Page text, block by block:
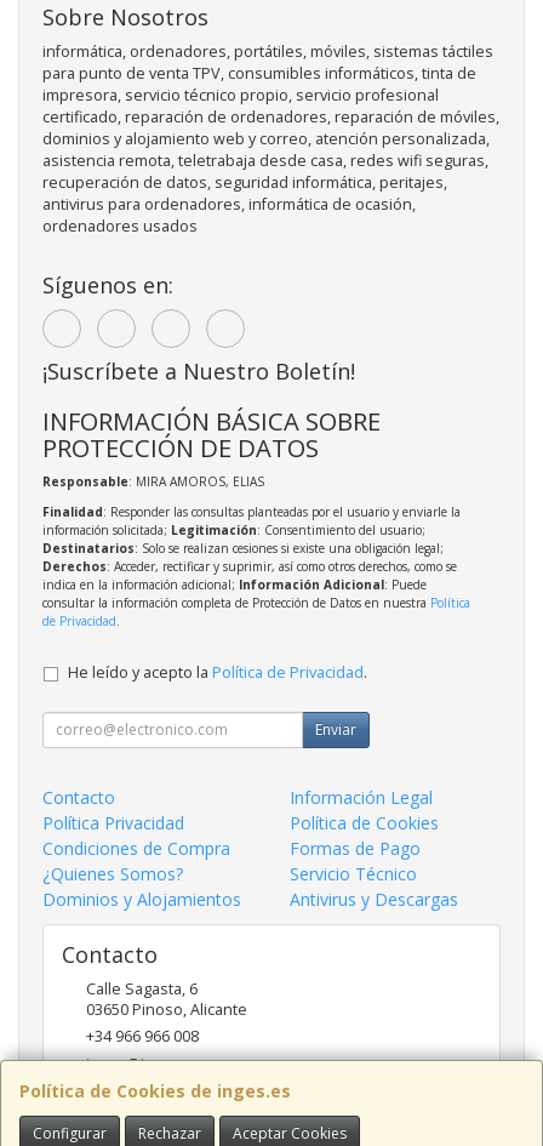
Política de Cookies de inges.es
Configurar Rechazar Aceptar Cookies
Sobre Nosotros
informática, ordenadores, portátiles, móviles, sistemas táctiles
para punto de venta TPV, consumibles informáticos, tinta de
impresora, servicio técnico propio, servicio profesional
certificado, reparación de ordenadores, reparación de móviles,
dominios y alojamiento web y correo, atención personalizada,
asistencia remota, teletrabaja desde casa, redes wifi seguras,
recuperación de datos, seguridad informática, peritajes,
antivirus para ordenadores, informática de ocasión,
ordenadores usados
Síguenos en:
¡Suscríbete a Nuestro Boletín!
INFORMACIÓN BÁSICA SOBRE
PROTECCIÓN DE DATOS
Responsable: MIRA AMOROS, ELIAS
Finalidad: Responder las consultas planteadas por el usuario y enviarle la
información solicitada; Legitimación: Consentimiento del usuario;
Destinatarios: Solo se realizan cesiones si existe una obligación legal;
Derechos: Acceder, rectificar y suprimir, así como otros derechos, como se
indica en la información adicional; Información Adicional: Puede
consultar la información completa de Protección de Datos en nuestra Política
de Privacidad.
He leído y acepto la Política de Privacidad.
Enviar
Contacto
Información Legal
Política Privacidad
Política de Cookies
Condiciones de Compra
Formas de Pago
¿Quienes Somos?
Servicio Técnico
Dominios y Alojamientos
Antivirus y Descargas
Contacto
Calle Sagasta, 6
03650Pinoso,Alicante
+34 966 966 008
inges@inges.es